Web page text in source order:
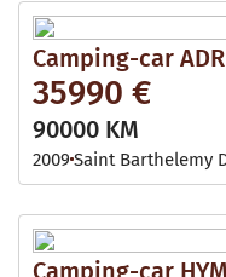
Camping-car
35990 €
90000 KM
2009 Saint Barthelemy
Camping-car